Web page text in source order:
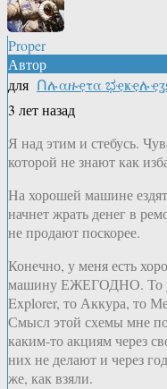
Proper
Автор
для Ոሉαዙҿτα
3 лет назад
Я над этим и стебусь.
которой не знают как
На хорошей машине
начнет жрать денег в
не продают поскорее.
Конечно, у меня есть
машину ЕЖЕГОДНО. То у
Explorer, то Аккура, то
Смысл этой схемы мне
каким-то акциям через
них не делают и через
же, как взяли.